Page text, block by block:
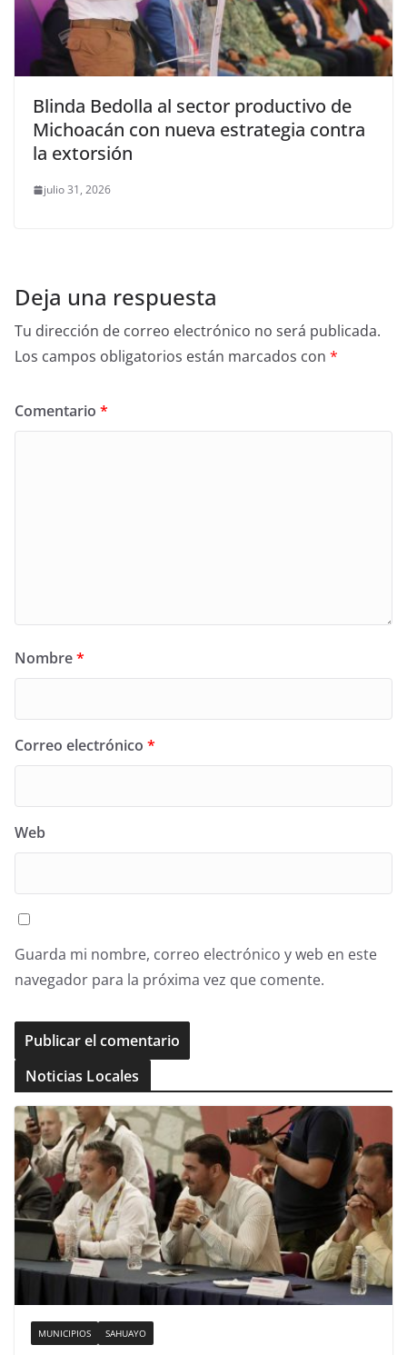
Blinda Bedolla al sector productivo de
Michoacán con nueva estrategia contra
la extorsión
julio 31, 2026
Deja una respuesta
Tu dirección de correo electrónico no será publicada.
Los campos obligatorios están marcados con *
Comentario *
Nombre*
Correo electrónico *
Web
Guarda mi nombre, correo electrónico y web en este
navegador para la próxima vez que comente.
Noticias Locales
MUNICIPIOS SAHUAYO